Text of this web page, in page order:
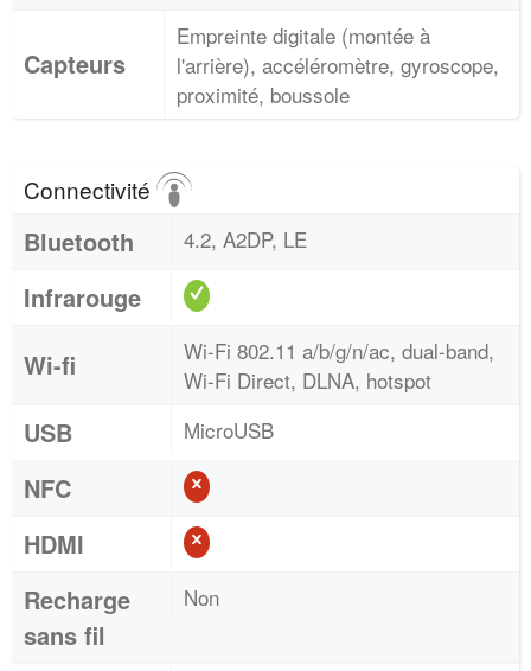
Capteurs
Empreinte digitale (montée à
l'arrière), accéléromètre, gyroscope,
proximité, boussole
Connectivité
Bluetooth 4.2, A2DP, LE
Infrarouge
Wi-fi
Wi-Fi 802.11 a/b/g/n/ac, dual-band,
Wi-Fi Direct, DLNA, hotspot
USB MicroUSB
NFC
HDMI
Recharge
sans fil
Non